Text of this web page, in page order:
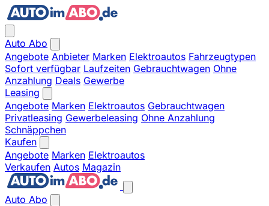
Auto Abo
Angebote Anbieter Marken Elektroautos Fahrzeugtypen
Sofort verfügbar Laufzeiten Gebrauchtwagen Ohne
Anzahlung Deals Gewerbe
Leasing
Angebote Marken Elektroautos Gebrauchtwagen
Privatleasing Gewerbeleasing Ohne Anzahlung
Schnäppchen
Kaufen
Angebote Marken Elektroautos
Verkaufen Autos Magazin
Auto Abo